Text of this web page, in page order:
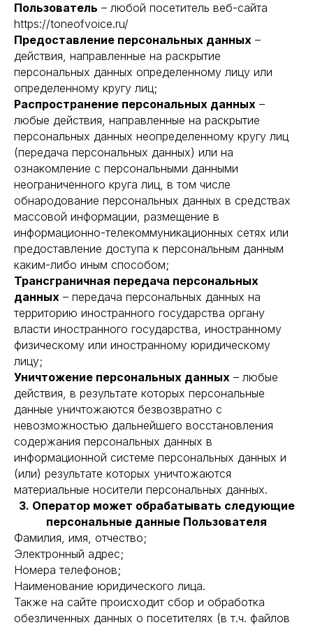
Пользователь – любой посетитель веб-сайта
https://toneofvoice.ru/
Предоставление персональных данных –
действия, направленные на раскрытие
персональных данных определенному лицу или
определенному кругу лиц;
Распространение персональных данных –
любые действия, направленные на раскрытие
персональных данных неопределенному кругу лиц
(передача персональных данных) или на
ознакомление с персональными данными
неограниченного круга лиц, в том числе
обнародование персональных данных в средствах
массовой информации, размещение в
информационно-телекоммуникационных сетях или
предоставление доступа к персональным данным
каким-либо иным способом;
Трансграничная передача персональных
данных – передача персональных данных на
территорию иностранного государства органу
власти иностранного государства, иностранному
физическому или иностранному юридическому
лицу;
Уничтожение персональных данных – любые
действия, в результате которых персональные
данные уничтожаются безвозвратно с
невозможностью дальнейшего восстановления
содержания персональных данных в
информационной системе персональных данных и
(или) результате которых уничтожаются
материальные носители персональных данных.
3. Оператор может обрабатывать следующие
персональные данные Пользователя
Фамилия, имя, отчество;
Электронный адрес;
Номера телефонов;
Наименование юридического лица.
Также на сайте происходит сбор и обработка
обезличенных данных о посетителях (в т.ч. файлов